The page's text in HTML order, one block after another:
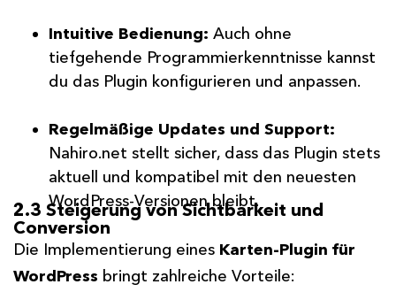
Intuitive Bedienung: Auch ohne
tiefgehende Programmierkenntnisse kannst
du das Plugin konfigurieren und anpassen.
Regelmäßige Updates und Support:
Nahiro.net stellt sicher, dass das Plugin stets
aktuell und kompatibel mit den neuesten
WordPress-Versionen bleibt.
2.3 Steigerung von Sichtbarkeit und
Conversion
Die Implementierung eines Karten-Plugin für
WordPress bringt zahlreiche Vorteile: